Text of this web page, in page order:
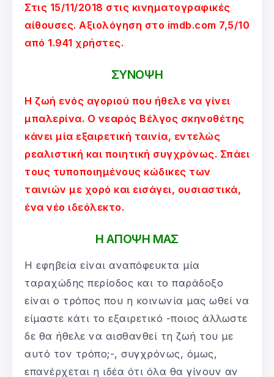
Στις 15/11/2018 στις κινηματογραφικές
αίθουσες. Αξιολόγηση στο imdb.com 7,5/10
από 1.941 χρήστες.
ΣΥΝΟΨΗ
Η ζωή ενός αγοριού που ήθελε να γίνει
μπαλερίνα. Ο νεαρός Βέλγος σκηνοθέτης
κάνει μία εξαιρετική ταινία, εντελώς
ρεαλιστική και ποιητική συγχρόνως. Σπάει
τους τυποποιημένους κώδικες των
ταινιών με χορό και εισάγει, ουσιαστικά,
ένα νέο ιδεόλεκτο.
Η ΑΠΟΨΗ ΜΑΣ
Η εφηβεία είναι αναπόφευκτα μία
ταραχώδης περίοδος και το παράδοξο
είναι ο τρόπος που η κοινωνία μας ωθεί να
είμαστε κάτι το εξαιρετικό -ποιος άλλωστε
δε θα ήθελε να αισθανθεί τη ζωή του με
αυτό τον τρόπο;-, συγχρόνως, όμως,
επανέρχεται η ιδέα ότι όλα θα γίνουν αν